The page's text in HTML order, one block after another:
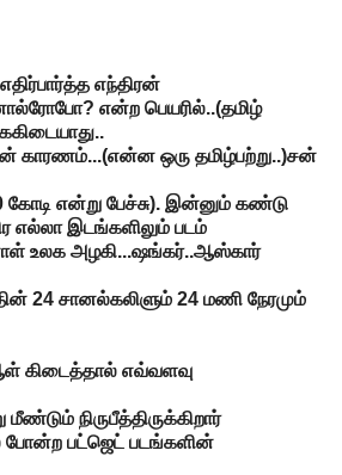
எந்திரன்
என்ற பெயரில்..(தமிழ்
காரணம்...(என்ன ஒரு தமிழ்பற்று..)சன்
கோடி என்று பேச்சு). இன்னும் கண்டு
எல்லா இடங்களிலும் படம்
உலக அழகி...ஷங்கர்..ஆஸ்கார்
24 சானல்கலிளும் 24 மணி நேரமும்
கிடைத்தால் எவ்வளவு
நிருபீத்திருக்கிறார்
போன்ற பட்ஜெட் படங்களின்